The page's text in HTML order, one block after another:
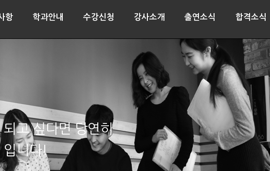
항 학과안내 수강신청 강사소개 출연소식 합격소식
되고 싶다면 당연히
입니다!